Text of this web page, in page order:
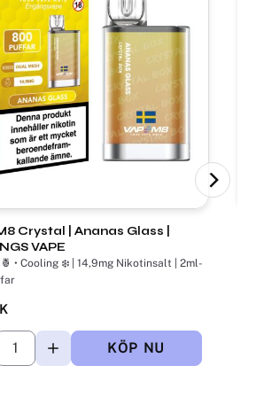
Crystal | Ananas Glass |
VAPE
• Cooling ❄️ | 14,9mg Nikotinsalt | 2ml-